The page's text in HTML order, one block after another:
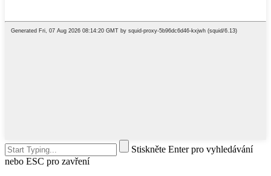
Stiskněte Enter pro vyhledávání
nebo ESC pro zavření